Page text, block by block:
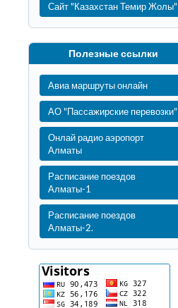
Сайт "Казахстан Темир Жолы"
Полезные ссылки
Авиа маршруты онлайн
АО "Пассажирские перевозки"
Онлай радио аэропорт
Алматы
Расписание поездов
Алматы-1
Расписание поездов
Алматы-2.